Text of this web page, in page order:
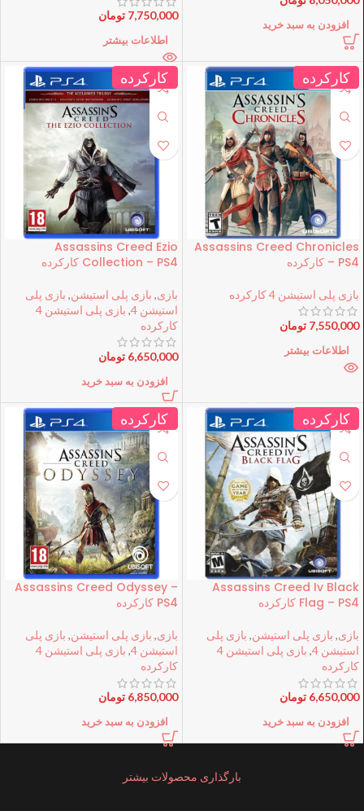
افزودن به سبد خرید
7,750,000 تومان
اطلاعات بیشتر
فروخته شده
کارکرده
Assassins Creed Chronicles
– PS4 کارکرده
بازی پلی استیشن 4 کارکرده
7,550,000 تومان
اطلاعات بیشتر
کارکرده
Assassins Creed Ezio
Collection – PS4 کارکرده
بازی, بازی پلی استیشن, بازی پلی
استیشن 4 ,
بازی پلی استیشن 4
کارکرده
6,650,000 تومان
افزودن به سبد خرید
کارکرده
Assassins Creed Iv Black
Flag – PS4 کارکرده
بازی, بازی پلی استیشن, بازی پلی
استیشن 4
,
بازی پلی استیشن 4
کارکرده
6,650,000 تومان
افزودن به سبد خرید
کارکرده
Assassins Creed Odyssey –
PS4 کارکرده
بازی, بازی پلی استیشن, بازی پلی
استیشن 4 ,
بازی پلی استیشن 4
کارکرده
6,850,000 تومان
افزودن به سبد خرید
بارگذاری محصولات بیشتر